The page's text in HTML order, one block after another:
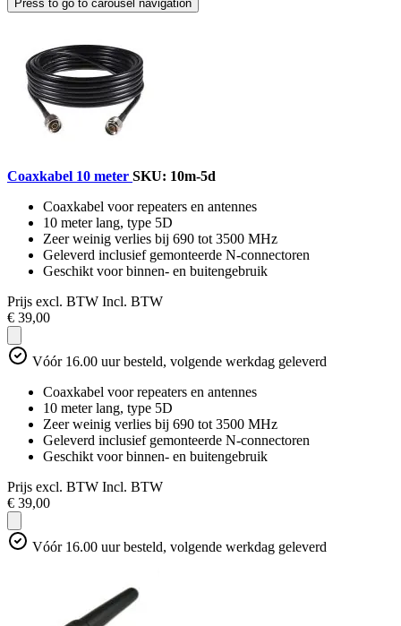
Press to go to carousel navigation
Coaxkabel 10 meter SKU: 10m-5d
Coaxkabel voor repeaters en antennes
10 meter lang, type 5D
Zeer weinig verlies bij 690 tot 3500 MHz
Geleverd inclusief gemonteerde N-connectoren
Geschikt voor binnen- en buitengebruik
Prijs excl. BTW Incl. BTW
€ 39,00
Vóór 16.00 uur besteld, volgende werkdag geleverd
Coaxkabel voor repeaters en antennes
10 meter lang, type 5D
Zeer weinig verlies bij 690 tot 3500 MHz
Geleverd inclusief gemonteerde N-connectoren
Geschikt voor binnen- en buitengebruik
Prijs excl. BTW Incl. BTW
€ 39,00
Vóór 16.00 uur besteld, volgende werkdag geleverd